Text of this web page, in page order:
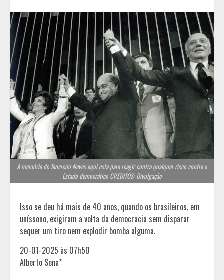
A memória de Tancredo Neves aqui esta para reagir contra qualquer risco contra o
Estado democrático CRÉDITOS: Divulgação
Isso se deu há mais de 40 anos, quando os brasileiros, em
uníssono, exigiram a volta da democracia sem disparar
sequer um tiro nem explodir bomba alguma.
20-01-2025 às 07h50
Alberto Sena*